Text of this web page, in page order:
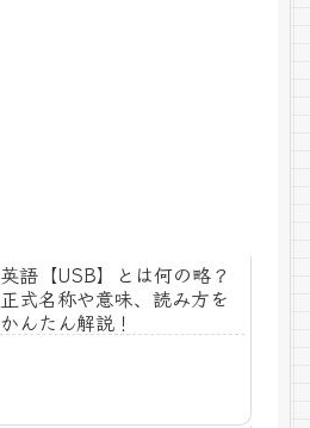
英語【USB】とは何の略？
正式名称や意味、読み方を
かんたん解説！